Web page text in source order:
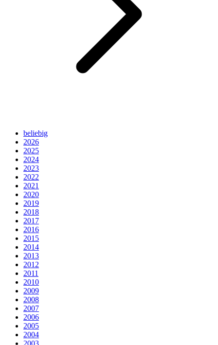
beliebig
2026
2025
2024
2023
2022
2021
2020
2019
2018
2017
2016
2015
2014
2013
2012
2011
2010
2009
2008
2007
2006
2005
2004